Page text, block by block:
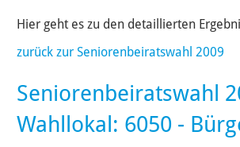
Hier geht es zu den detaillierten
zurück zur Seniorenbeiratswahl 2009
Seniorenbeiratswahl
Wahllokal: 6050 -